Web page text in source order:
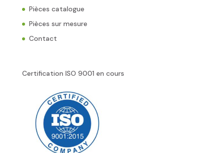
Pièces catalogue
Pièces sur mesure
Contact
Certification ISO 9001 en cours